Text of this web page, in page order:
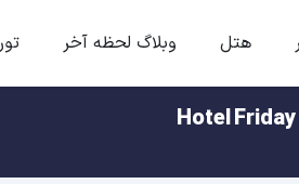
هتل وبلاگ لحظه آخر
Hotel